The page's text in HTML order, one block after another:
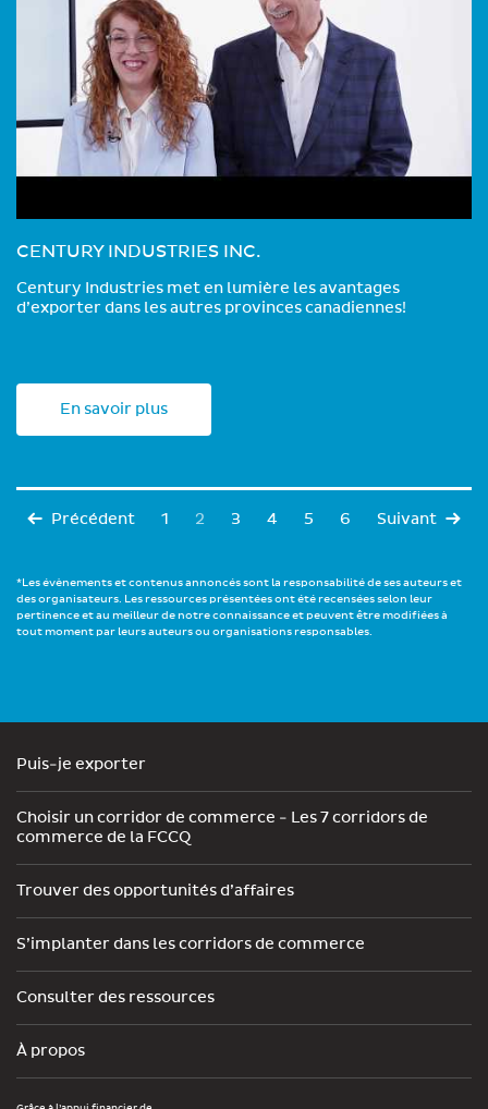
CENTURY INDUSTRIES INC.
Century Industries met en lumière les avantages
d’exporter dans les autres provinces canadiennes!
En savoir plus
Précédent 1 2 3 4 5 6 Suivant
*Les évènements et contenus annoncés sont la responsabilité de ses auteurs et
des organisateurs. Les ressources présentées ont été recensées selon leur
pertinence et au meilleur de notre connaissance et peuvent être modifiées à
tout moment par leurs auteurs ou organisations responsables.
Puis-je exporter
Choisir un corridor de commerce - Les 7 corridors de
commerce de la FCCQ
Trouver des opportunités d’affaires
S’implanter dans les corridors de commerce
Consulter des ressources
À propos